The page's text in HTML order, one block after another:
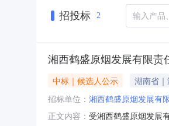
招投标 2
湘西鹤盛原烟发展有限
中标｜候选人公示
湖南省
招标单位： 湘西鹤盛原烟发展有
正文内容： 受湘西鹤盛原烟发展